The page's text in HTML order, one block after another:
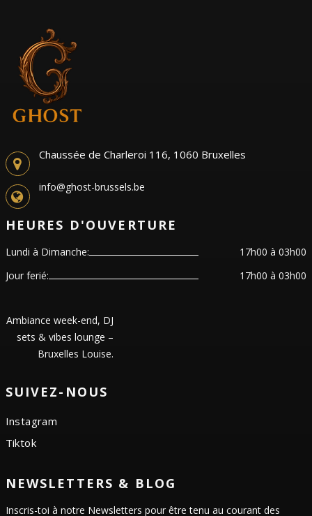
Chaussée de Charleroi 116, 1060 Bruxelles
info@ghost-brussels.be
HEURES D'OUVERTURE
Lundi à Dimanche:
17h00 à 03h00
Jour ferié:
17h00 à 03h00
Ambiance week-end, DJ
sets & vibes lounge –
Bruxelles Louise.
SUIVEZ-NOUS
Instagram
Tiktok
NEWSLETTERS & BLOG
Inscris-toi à notre Newsletters pour être tenu au courant des